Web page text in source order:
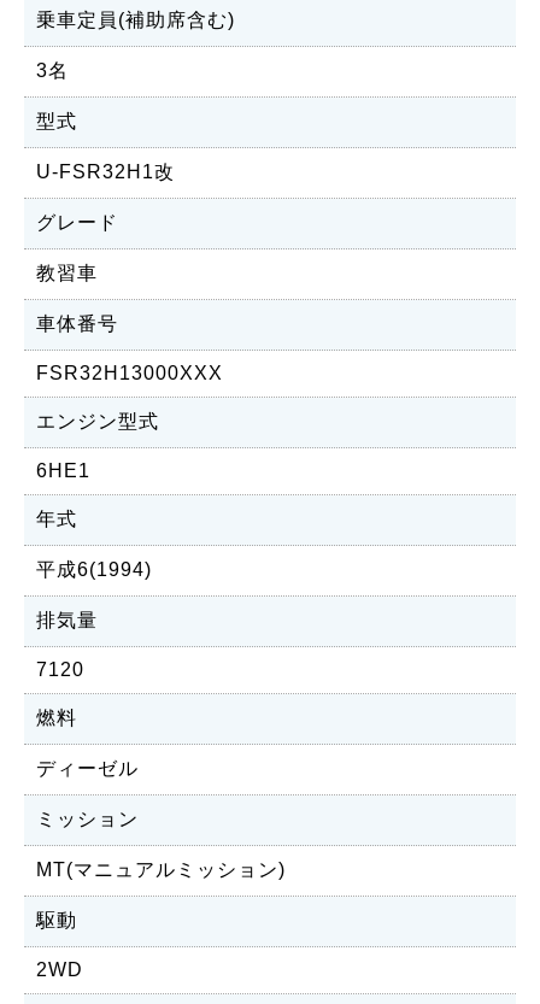
乗車定員(補助席含む)
3名
型式
U-FSR32H1改
グレード
教習車
車体番号
FSR32H13000XXX
エンジン型式
6HE1
年式
平成6(1994)
排気量
7120
燃料
ディーゼル
ミッション
MT(マニュアルミッション)
駆動
2WD